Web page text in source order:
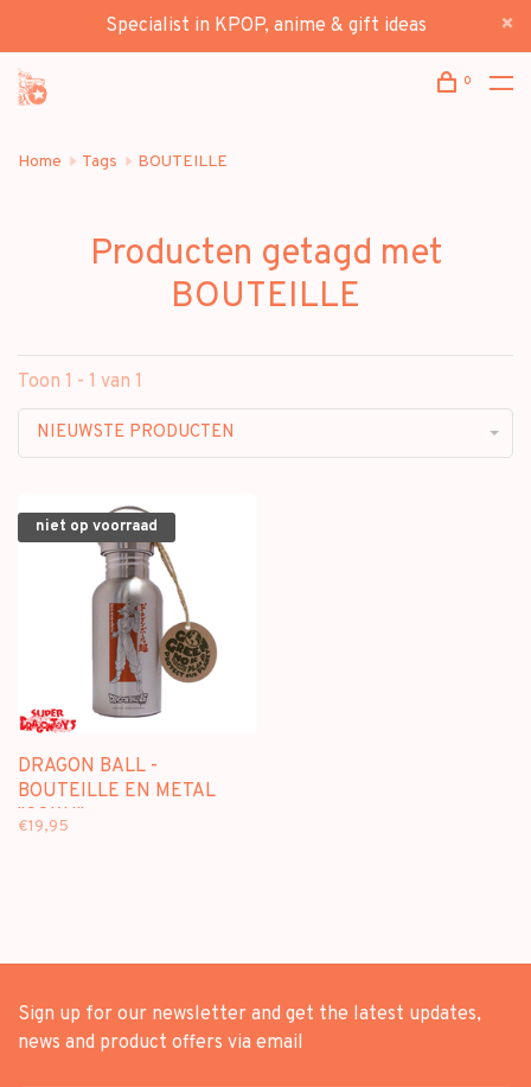
Specialist in KPOP, anime & gift ideas
0
Home Tags BOUTEILLE
Producten getagd met
BOUTEILLE
Toon 1 - 1 van 1
NIEUWSTE PRODUCTEN
niet op voorraad
DRAGON BALL -
BOUTEILLE EN METAL
"GOKU"
€19,95
Sign up for our newsletter and get the latest updates,
news and product offers via email